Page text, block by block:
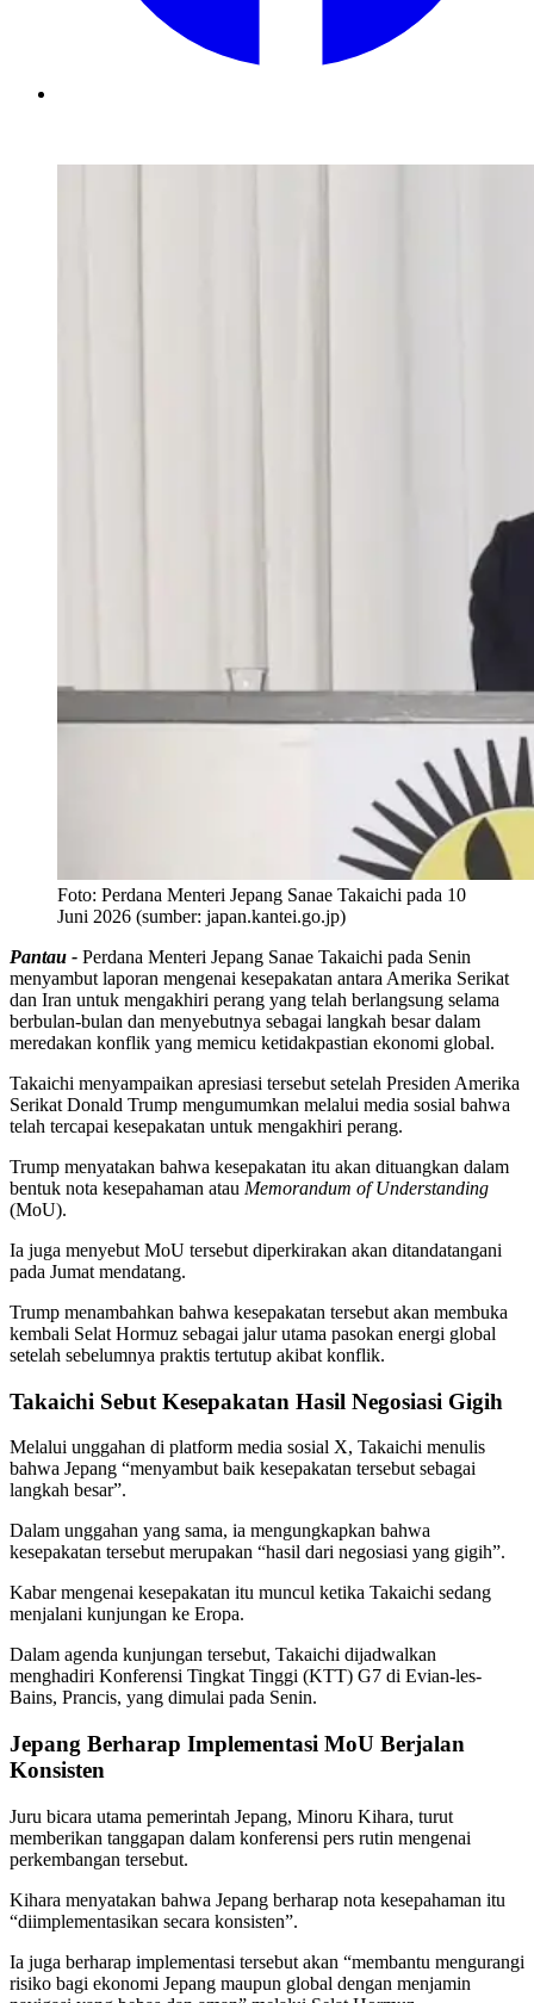
Foto: Perdana Menteri Jepang Sanae Takaichi pada 10
Juni 2026 (sumber: japan.kantei.go.jp)
Pantau - Perdana Menteri Jepang Sanae Takaichi pada Senin
menyambut laporan mengenai kesepakatan antara Amerika Serikat
dan Iran untuk mengakhiri perang yang telah berlangsung selama
berbulan-bulan dan menyebutnya sebagai langkah besar dalam
meredakan konflik yang memicu ketidakpastian ekonomi global.
Takaichi menyampaikan apresiasi tersebut setelah Presiden Amerika
Serikat Donald Trump mengumumkan melalui media sosial bahwa
telah tercapai kesepakatan untuk mengakhiri perang.
Trump menyatakan bahwa kesepakatan itu akan dituangkan dalam
bentuk nota kesepahaman atau Memorandum of Understanding
(MoU).
Ia juga menyebut MoU tersebut diperkirakan akan ditandatangani
pada Jumat mendatang.
Trump menambahkan bahwa kesepakatan tersebut akan membuka
kembali Selat Hormuz sebagai jalur utama pasokan energi global
setelah sebelumnya praktis tertutup akibat konflik.
Takaichi Sebut Kesepakatan Hasil Negosiasi Gigih
Melalui unggahan di platform media sosial X, Takaichi menulis
bahwa Jepang “menyambut baik kesepakatan tersebut sebagai
langkah besar”.
Dalam unggahan yang sama, ia mengungkapkan bahwa
kesepakatan tersebut merupakan “hasil dari negosiasi yang gigih”.
Kabar mengenai kesepakatan itu muncul ketika Takaichi sedang
menjalani kunjungan ke Eropa.
Dalam agenda kunjungan tersebut, Takaichi dijadwalkan
menghadiri Konferensi Tingkat Tinggi (KTT) G7 di Evian-les-
Bains, Prancis, yang dimulai pada Senin.
Jepang Berharap Implementasi MoU Berjalan
Konsisten
Juru bicara utama pemerintah Jepang, Minoru Kihara, turut
memberikan tanggapan dalam konferensi pers rutin mengenai
perkembangan tersebut.
Kihara menyatakan bahwa Jepang berharap nota kesepahaman itu
“diimplementasikan secara konsisten”.
Ia juga berharap implementasi tersebut akan “membantu mengurangi
risiko bagi ekonomi Jepang maupun global dengan menjamin